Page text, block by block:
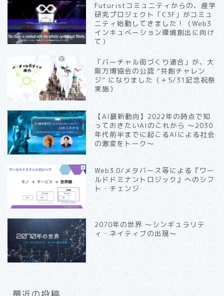
Futuristコミュニティからの、産学
研究プロジェクト「C3F」がコミュ
ニティ始動してきました！（Web3
インキュベーション環境創出に向け
て）
「バーチャル街づくり連合」が、大
阪万博協会の公認 “共創チャレン
ジ” になりました（＋5/31記念祝祭
実施）
【AI最新動向】2022年の時点で知
っておきたいAIのこれから 〜2030
年代前半までに起こるAIによる社会
の激変をトーク〜
Web3.0/メタバース等による『ワー
ルドドミナントロジック』へのシフ
ト・チェンジ
2070年の世界 〜シンギュラリテ
ィ・ネイティブの出現〜